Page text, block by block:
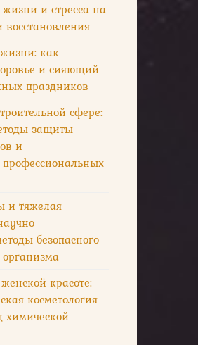
и стресса на
как
и сияющий
праздников
сфере:
защиты
и
профессиональных
и тяжелая
безопасного
организма
красоте:
косметология
химической